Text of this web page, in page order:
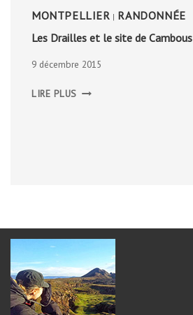
MONTPELLIER | RANDONNÉE
Les Drailles et le site de Cambous
9 décembre 2015
LIRE PLUS DRAILLES